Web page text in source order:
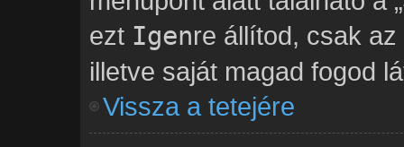
ezt Igenre állítod, csak
illetve saját magad fogod
Vissza a tetejére